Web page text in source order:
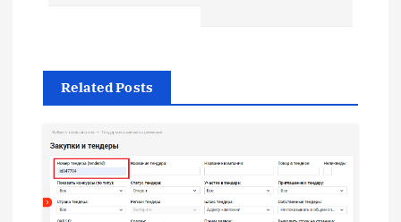
г
а
ц
и
Related Posts